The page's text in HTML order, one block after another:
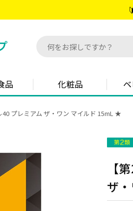
品 化粧品
40 プレミアム ザ・ワン マイルド 15mL ★
【
ザ